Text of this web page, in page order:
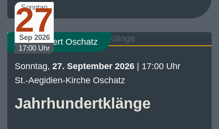
Abo-Konzert Oschatz
Sonntag
27
Sep 2026
17:00 Uhr
Sonntag, 27. September 2026 | 17:00 Uhr
St.-Aegidien-Kirche Oschatz
Jahrhundertklänge